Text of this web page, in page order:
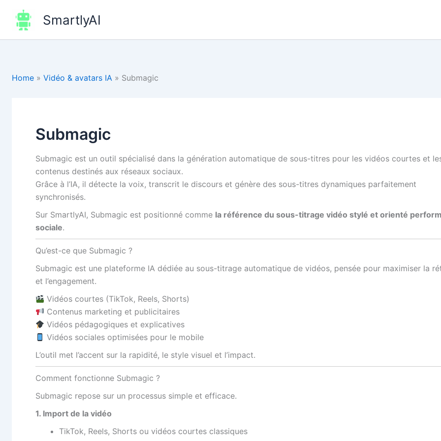
contenu
SmartlyAI
Home » Vidéo & avatars IA » Submagic
Submagic
Submagic est un outil spécialisé dans la génération automatique de sous-titres pour les vidéos courtes et
contenus destinés aux réseaux sociaux.
Grâce à l’IA, il détecte la voix, transcrit le discours et génère des sous-titres dynamiques parfaitement
synchronisés.
Sur SmartlyAI, Submagic est positionné comme la référence du sous-titrage vidéo stylé et orienté
sociale.
Qu’est-ce que Submagic ?
Submagic est une plateforme IA dédiée au sous-titrage automatique de vidéos, pensée pour maximiser la
et l’engagement.
Vidéos courtes (TikTok, Reels, Shorts)
Contenus marketing et publicitaires
Vidéos pédagogiques et explicatives
Vidéos sociales optimisées pour le mobile
L’outil met l’accent sur la rapidité, le style visuel et l’impact.
Comment fonctionne Submagic ?
Submagic repose sur un processus simple et efficace.
1. Import de la vidéo
TikTok, Reels, Shorts ou vidéos courtes classiques